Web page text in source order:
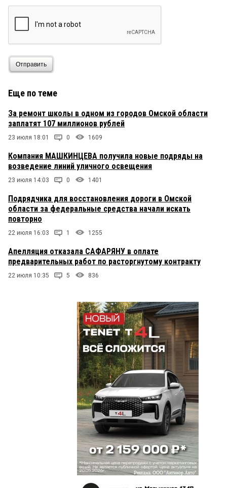
Отправить
Еще по теме
За ремонт школы в одном из городов Омской области
заплатят 107 миллионов рублей
23 июля 18:01 0 1609
Компания МАШКИНЦЕВА получила новые подряды на
возведение линий уличного освещения
23 июля 14:03 0 1401
Подрядчика для восстановления дороги в Омской
области за федеральные средства начали искать
повторно
22 июля 16:03 1 1255
Апелляция отказала САФАРЯНУ в оплате
предварительных работ по расторгнутому контракту
22 июля 10:35 5 836